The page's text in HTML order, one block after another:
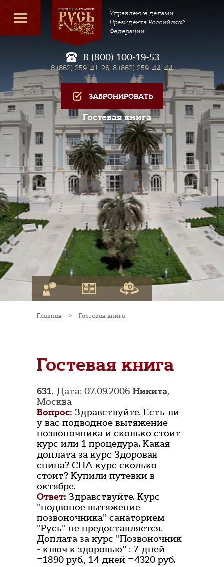
Управление делами
Президента Российской
Федерации
8 (800) 100-19-53
8 (862) 259-41-26, 8 (862) 259-44-44
ЗАБРОНИРОВАТЬ
Гостевая книга
Главная > Гостевая книга
Гостевая книга
631. Дата: 07.09.2006 Никита,
Москва
Вопрос: Здравствуйте. Есть ли
у вас подводное вытяжение
позвоночника и сколько стоит
курс или 1 процедура. Какая
доплата за курс Здоровая
спина? СПА курс сколько
стоит? Купили путевки в
октябре.
Ответ: Здравствуйте. Курс
"подвоное вытяжение
позвоночника" санаторием
"Русь" не предоставляется.
Доплата за курс "Позвоночник
- ключ к здоровью" : 7 дней
=1890 руб., 14 дней =4320 руб.